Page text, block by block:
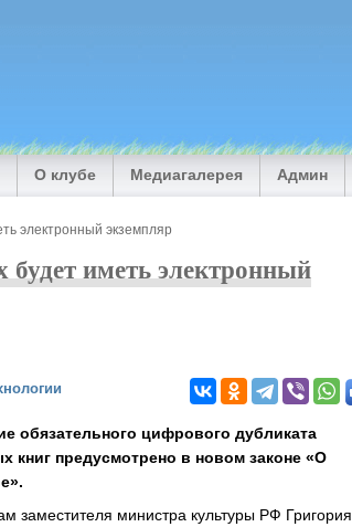
О клубе Медиагалерея Админ
электронный экземпляр
будет иметь электронный
обязательного цифрового дубликата
книг предусмотрено в новом законе «О
заместителя министра культуры РФ Григория